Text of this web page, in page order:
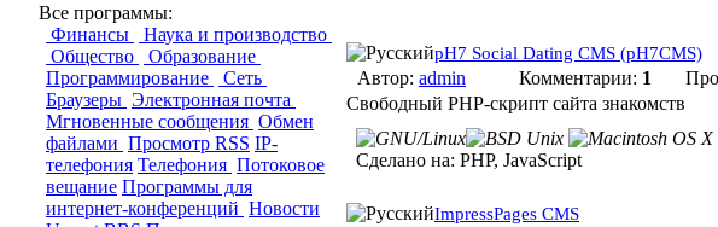
Все программы:
Финансы
Наука и производство
Общество
Образование
Программирование
Сеть
Браузеры Электронная почта
Мгновенные сообщения Обмен
файлами Просмотр RSS IP-
телефония Телефония Потоковое
вещание Программы для
интернет-конференций Новости
pH7 Social Dating CMS (pH7CMS)
Автор: admin Комментарии: 1
Свободный PHP-скрипт сайта знакомств
Сделано на: PHP, JavaScript
ImpressPages CMS